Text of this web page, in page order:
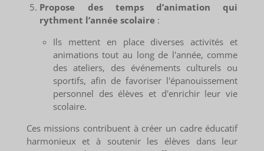
Propose des temps d’animation qui
rythment l’année scolaire :
Ils mettent en place diverses activités et
animations tout au long de l'année, comme
des ateliers, des événements culturels ou
sportifs, afin de favoriser l'épanouissement
personnel des élèves et d'enrichir leur vie
scolaire.
Ces missions contribuent à créer un cadre éducatif
harmonieux et à soutenir les élèves dans leur